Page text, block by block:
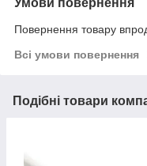
Повернення товару
Всі умови повернення
Подібні товари